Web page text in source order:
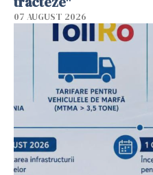
07 AUGUST 2026